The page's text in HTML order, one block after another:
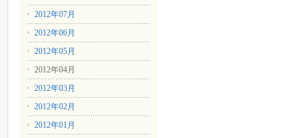
2012年07月
2012年06月
2012年05月
2012年04月
2012年03月
2012年02月
2012年01月